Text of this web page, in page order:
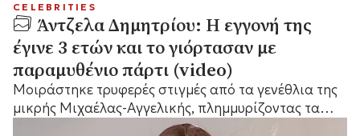
CELEBRITIES
Άντζελα Δημητρίου: Η εγγονή της
έγινε 3 ετών και το γιόρτασαν με
παραμυθένιο πάρτι (video)
Mοιράστηκε τρυφερές στιγμές από τα γενέθλια της
μικρής Μιχαέλας-Αγγελικής, πλημμυρίζοντας τα
social media με χαμόγελα και αγάπη.